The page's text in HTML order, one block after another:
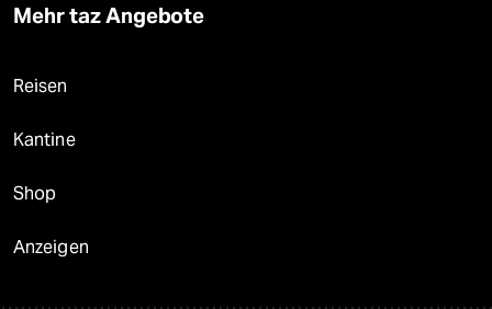
Mehr taz Angebote
Reisen
Kantine
Shop
Anzeigen